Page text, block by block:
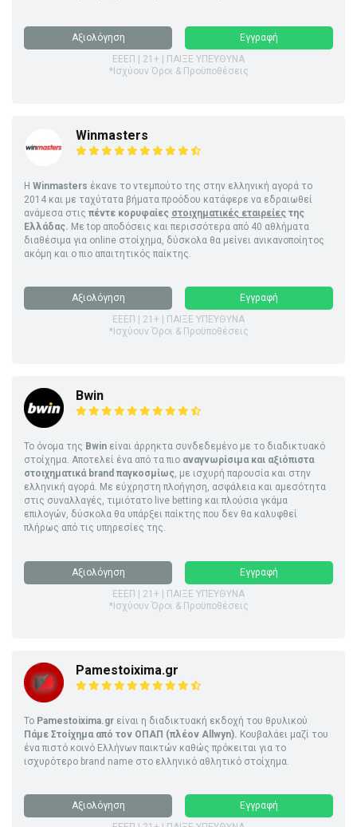
Αξιολόγηση
Εγγραφή
ΕΕΕΠ | 21+ | ΠΑΙΞΕ ΥΠΕΥΘΥΝΑ
*Ισχύουν Όροι & Προϋποθέσεις
Winmasters
Η Winmasters έκανε το ντεμπούτο της στην ελληνική αγορά το
2014 και με ταχύτατα βήματα προόδου κατάφερε να εδραιωθεί
ανάμεσα στις πέντε κορυφαίες στοιχηματικές εταιρείες της
Ελλάδας. Με top αποδόσεις και περισσότερα από 40 αθλήματα
διαθέσιμα για online στοίχημα, δύσκολα θα μείνει ανικανοποίητος
ακόμη και ο πιο απαιτητικός παίκτης.
Αξιολόγηση
Εγγραφή
ΕΕΕΠ | 21+ | ΠΑΙΞΕ ΥΠΕΥΘΥΝΑ
*Ισχύουν Όροι & Προϋποθέσεις
Bwin
Το όνομα της Bwin είναι άρρηκτα συνδεδεμένο με το διαδικτυακό
στοίχημα. Αποτελεί ένα από τα πιο αναγνωρίσιμα και αξιόπιστα
στοιχηματικά brand παγκοσμίως, με ισχυρή παρουσία και στην
ελληνική αγορά. Με εύχρηστη πλοήγηση, ασφάλεια και αμεσότητα
στις συναλλαγές, τιμιότατο live betting και πλούσια γκάμα
επιλογών, δύσκολα θα υπάρξει παίκτης που δεν θα καλυφθεί
πλήρως από τις υπηρεσίες της.
Αξιολόγηση
Εγγραφή
ΕΕΕΠ | 21+ | ΠΑΙΞΕ ΥΠΕΥΘΥΝΑ
*Ισχύουν Όροι & Προϋποθέσεις
Pamestoixima.gr
Το Pamestoixima.gr είναι η διαδικτυακή εκδοχή του θρυλικού
Πάμε Στοίχημα από τον ΟΠΑΠ (πλέον Allwyn). Κουβαλάει μαζί του
ένα πιστό κοινό Ελλήνων παικτών καθώς πρόκειται για το
ισχυρότερο brand name στο ελληνικό αθλητικό στοίχημα.
Αξιολόγηση
Εγγραφή